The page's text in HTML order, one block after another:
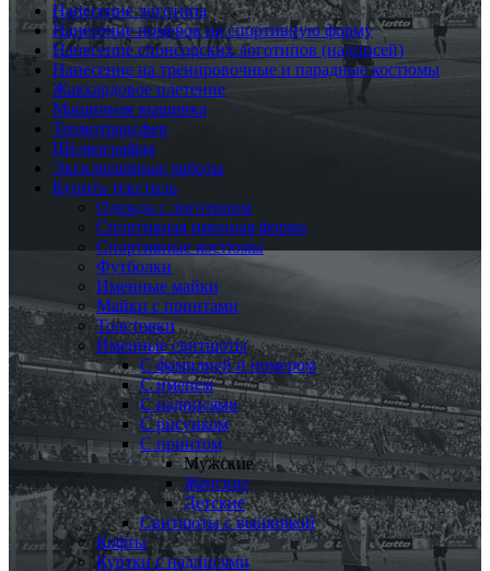
Нанесение логотипа
Нанесение номеров на спортивную форму
Нанесение спонсорских логотипов (надписей)
Нанесение на тренировочные и парадные костюмы
Жаккардовое плетение
Машинная вышивка
Термотрансфер
Шелкография
Эксклюзивные работы
Купить текстиль
Одежда с логотипом
Спортивная именная форма
Спортивные костюмы
Футболки
Именные майки
Майки с принтами
Толстовки
Именные свитшоты
С фамилией и номером
С именем
С надписями
С рисунком
С принтом
Мужские
Женские
Детские
Свитшоты с вышивкой
Кофты
Куртки с надписями